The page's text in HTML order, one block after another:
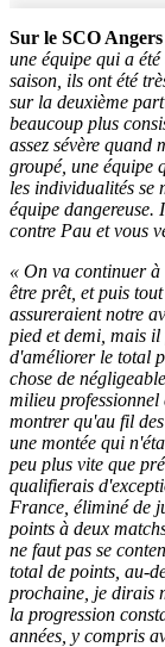
Sur le SCO
une équipe qui a
saison, ils ont été
sur la deuxième
beaucoup plus
assez sévère quand
groupé, une équipe
les individualités se
équipe dangereuse.
contre Pau et vous
« On va continuer à
être prêt, et puis
assureraient notre
pied et demi, mais
d'améliorer le total
chose de
milieu professionnel
montrer qu'au fil
une montée qui
peu plus vite que
qualifierais
France, éliminé de
points à deux
ne faut pas se
total de points, au-
prochaine, je dirais
la progression
années, y compris